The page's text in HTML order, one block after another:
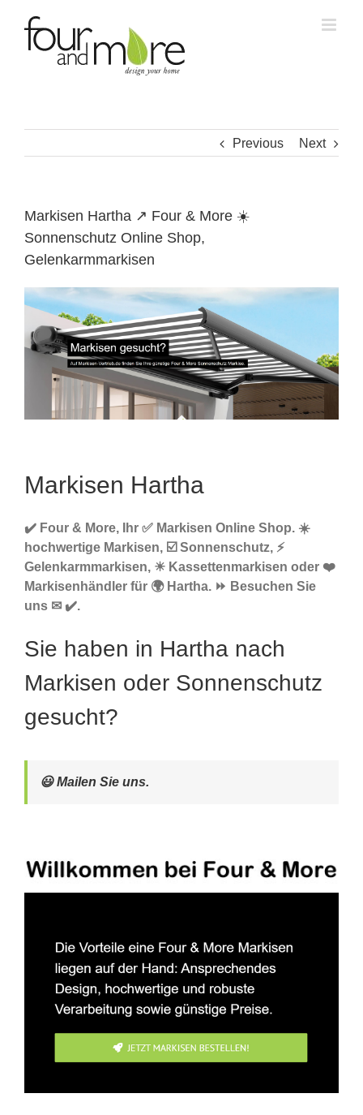
content
Previous Next
Markisen Hartha ↗️ Four & More ☀️
Sonnenschutz Online Shop,
Gelenkarmmarkisen
Markisen Hartha
✔️ Four & More, Ihr ✅ Markisen Online Shop. ☀️
hochwertige Markisen, ☑️ Sonnenschutz, ⚡
Gelenkarmmarkisen, ☀ Kassettenmarkisen oder ❤️
Markisenhändler für 🌍 Hartha. ⏩ Besuchen Sie
uns ✉ ✔️.
Sie haben in Hartha nach
Markisen oder Sonnenschutz
gesucht?
😃 Mailen Sie uns.